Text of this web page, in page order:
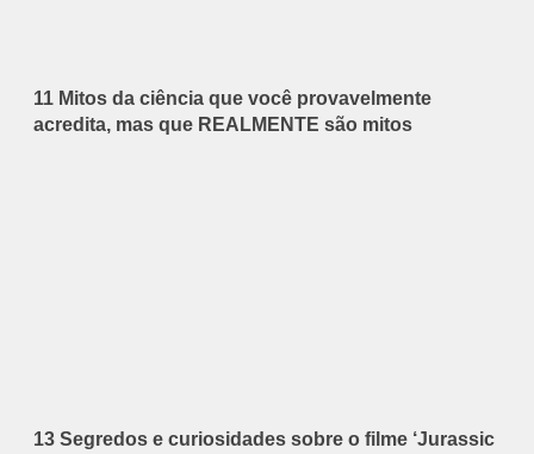
11 Mitos da ciência que você provavelmente
acredita, mas que REALMENTE são mitos
13 Segredos e curiosidades sobre o filme ‘Jurassic